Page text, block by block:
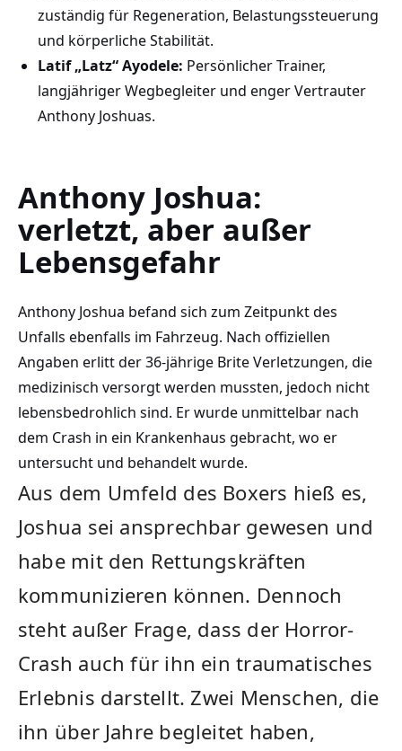
zuständig für Regeneration, Belastungssteuerung
und körperliche Stabilität.
Latif „Latz“ Ayodele: Persönlicher Trainer,
langjähriger Wegbegleiter und enger Vertrauter
Anthony Joshuas.
Anthony Joshua:
verletzt, aber außer
Lebensgefahr
Anthony Joshua befand sich zum Zeitpunkt des
Unfalls ebenfalls im Fahrzeug. Nach offiziellen
Angaben erlitt der 36-jährige Brite Verletzungen, die
medizinisch versorgt werden mussten, jedoch nicht
lebensbedrohlich sind. Er wurde unmittelbar nach
dem Crash in ein Krankenhaus gebracht, wo er
untersucht und behandelt wurde.
Aus dem Umfeld des Boxers hieß es,
Joshua sei ansprechbar gewesen und
habe mit den Rettungskräften
kommunizieren können. Dennoch
steht außer Frage, dass der Horror-
Crash auch für ihn ein traumatisches
Erlebnis darstellt. Zwei Menschen, die
ihn über Jahre begleitet haben,